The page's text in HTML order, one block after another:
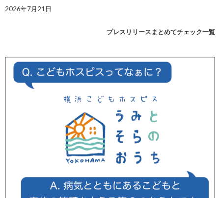
2026年7月21日
プレスリリースまとめてチェック一覧